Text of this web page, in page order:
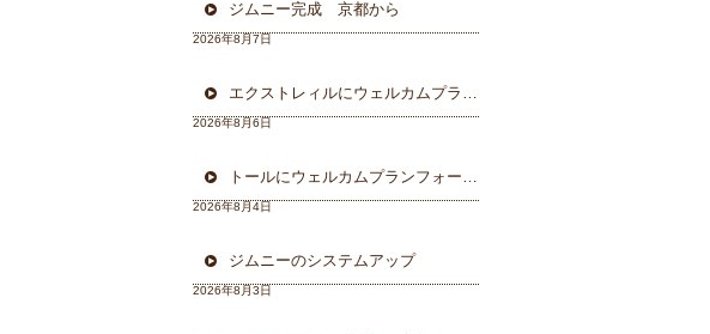
ジムニー完成 京都から
2026年8月7日
エクストレィルにウェルカムプラン フォーカル三重県から
2026年8月6日
トールにウェルカムプランフォーカルスピーカー＆ウーハー
2026年8月4日
ジムニーのシステムアップ
2026年8月3日